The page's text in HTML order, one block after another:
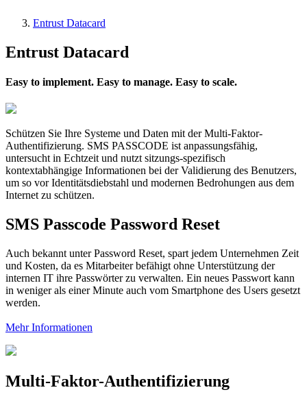
Entrust Datacard
Entrust Datacard
Easy to implement. Easy to manage. Easy to scale.
Schützen Sie Ihre Systeme und Daten mit der Multi-Faktor-
Authentifizierung. SMS PASSCODE ist anpassungsfähig,
untersucht in Echtzeit und nutzt sitzungs-spezifisch
kontextabhängige Informationen bei der Validierung des Benutzers,
um so vor Identitätsdiebstahl und modernen Bedrohungen aus dem
Internet zu schützen.
SMS Passcode Password Reset
Auch bekannt unter Password Reset, spart jedem Unternehmen Zeit
und Kosten, da es Mitarbeiter befähigt ohne Unterstützung der
internen IT ihre Passwörter zu verwalten. Ein neues Passwort kann
in weniger als einer Minute auch vom Smartphone des Users gesetzt
werden.
Mehr Informationen
Multi-Faktor-Authentifizierung